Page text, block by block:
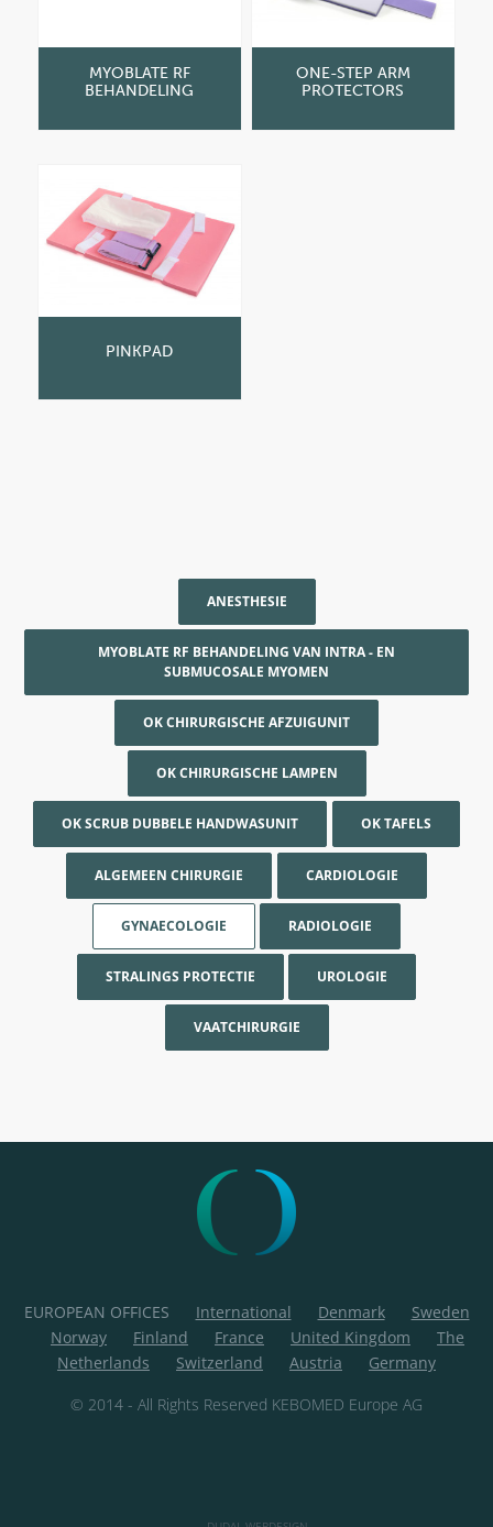
MYOBLATE RF
BEHANDELING
ONE-STEP ARM
PROTECTORS
PINKPAD
ANESTHESIE
MYOBLATE RF BEHANDELING VAN INTRA - EN
SUBMUCOSALE MYOMEN
OK CHIRURGISCHE AFZUIGUNIT
OK CHIRURGISCHE LAMPEN
OK SCRUB DUBBELE HANDWASUNIT OK TAFELS
ALGEMEEN CHIRURGIE CARDIOLOGIE
GYNAECOLOGIE RADIOLOGIE
STRALINGS PROTECTIE UROLOGIE
VAATCHIRURGIE
EUROPEAN OFFICES International Denmark
Sweden
Norway
Finland France United Kingdom
The
Netherlands
Switzerland Austria
Germany
© 2014 - All Rights Reserved KEBOMED Europe AG